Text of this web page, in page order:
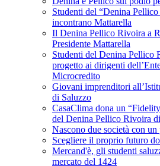
Studenti del “Denina
incontrano Mattarella
Il Denina Pellico Rivoira a
Presidente Mattarella
Studenti del Denina Pellico
progetto ai dirigenti
Microcredito
Giovani imprenditori
di Saluzzo
CasaClima dona un
del Denina Pellico Rivoira
Nascono due società con
Scegliere il proprio futuro
Mercand'è, gli studenti
mercato del 1424